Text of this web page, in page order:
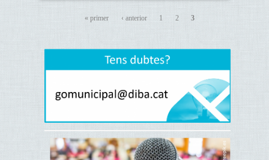
« primer ‹ anterior 1 2 3